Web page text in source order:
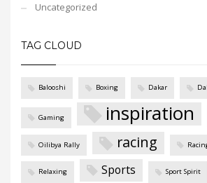
Uncategorized
TAG CLOUD
Balooshi Boxing Dakar
Gaming inspiration
Oilibya Rally racing
Relaxing Sports Sport Spirit